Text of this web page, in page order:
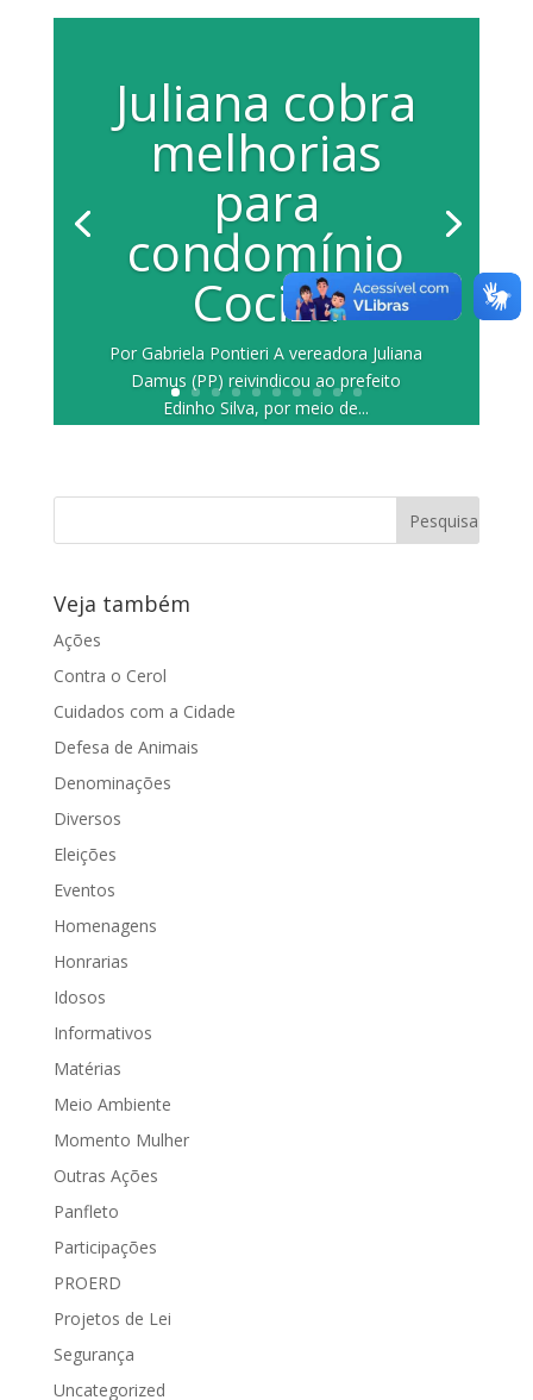
Juliana cobra
melhorias
para
condomínio
Cociza
Por Gabriela Pontieri A vereadora Juliana
Damus (PP) reivindicou ao prefeito
Edinho Silva, por meio de...
Veja também
Ações
Contra o Cerol
Cuidados com a Cidade
Defesa de Animais
Denominações
Diversos
Eleições
Eventos
Homenagens
Honrarias
Idosos
Informativos
Matérias
Meio Ambiente
Momento Mulher
Outras Ações
Panfleto
Participações
PROERD
Projetos de Lei
Segurança
Uncategorized